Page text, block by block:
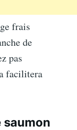
frais
de
pas
facilitera
saumon